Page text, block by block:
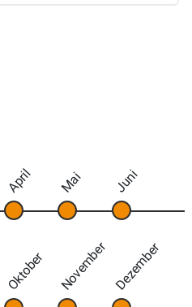
April Mai Juni
Oktober November Dezember